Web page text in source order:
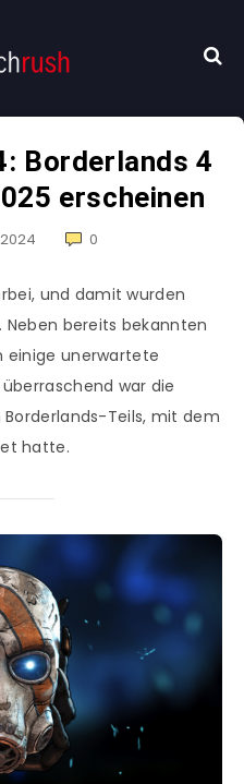
Borderlands 4
erscheinen
0
und damit wurden
bereits bekannten
einige unerwartete
war die
Teils, mit dem
hatte.